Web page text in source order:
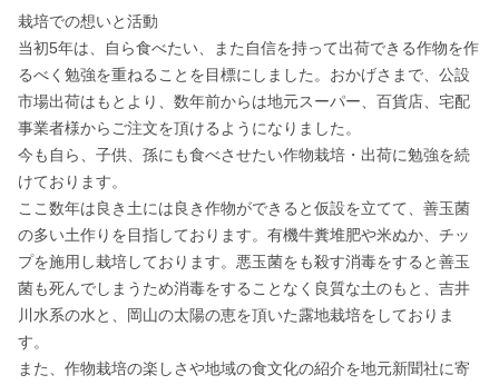
栽培での想いと活動
当初5年は、自ら食べたい、また自信を持って出荷できる作物を作
るべく勉強を重ねることを目標にしました。おかげさまで、公設
市場出荷はもとより、数年前からは地元スーパー、百貨店、宅配
事業者様からご注文を頂けるようになりました。
今も自ら、子供、孫にも食べさせたい作物栽培・出荷に勉強を続
けております。
ここ数年は良き土には良き作物ができると仮設を立てて、善玉菌
の多い土作りを目指しております。有機牛糞堆肥や米ぬか、チッ
プを施用し栽培しております。悪玉菌をも殺す消毒をすると善玉
菌も死んでしまうため消毒をすることなく良質な土のもと、吉井
川水系の水と、岡山の太陽の恵を頂いた露地栽培をしておりま
す。
また、作物栽培の楽しさや地域の食文化の紹介を地元新聞社に寄